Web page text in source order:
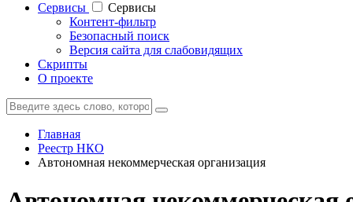
Cервисы
Cервисы
Контент-фильтр
Безопасный поиск
Версия сайта для слабовидящих
Скрипты
О проекте
Главная
Реестр НКО
Автономная некоммерческая организация